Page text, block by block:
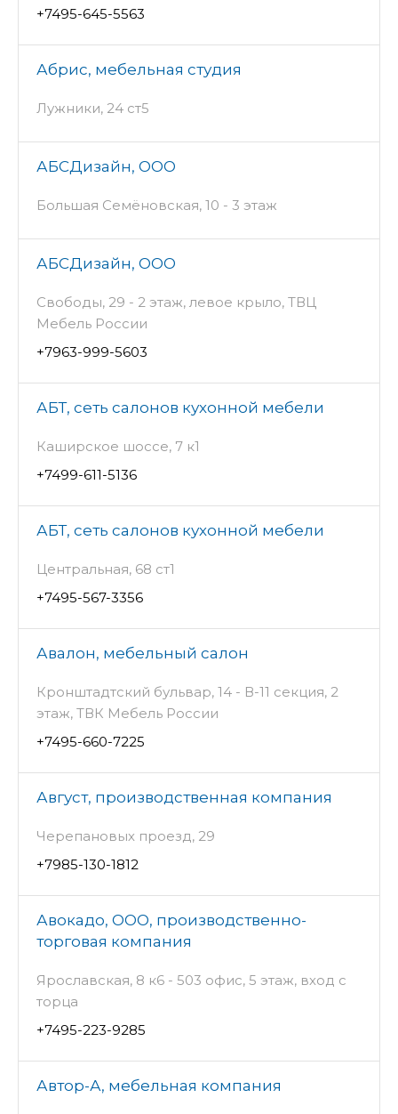
+7495-645-5563
Абрис, мебельная студия
Лужники, 24 ст5
АБСДизайн, ООО
Большая Семёновская, 10 - 3 этаж
АБСДизайн, ООО
Свободы, 29 - 2 этаж, левое крыло, ТВЦ
Мебель России
+7963-999-5603
АБТ, сеть салонов кухонной мебели
Каширское шоссе, 7 к1
+7499-611-5136
АБТ, сеть салонов кухонной мебели
Центральная, 68 ст1
+7495-567-3356
Авалон, мебельный салон
Кронштадтский бульвар, 14 - В-11 секция, 2
этаж, ТВК Мебель России
+7495-660-7225
Август, производственная компания
Черепановых проезд, 29
+7985-130-1812
Авокадо, ООО, производственно-
торговая компания
Ярославская, 8 к6 - 503 офис, 5 этаж, вход с
торца
+7495-223-9285
Автор-А, мебельная компания